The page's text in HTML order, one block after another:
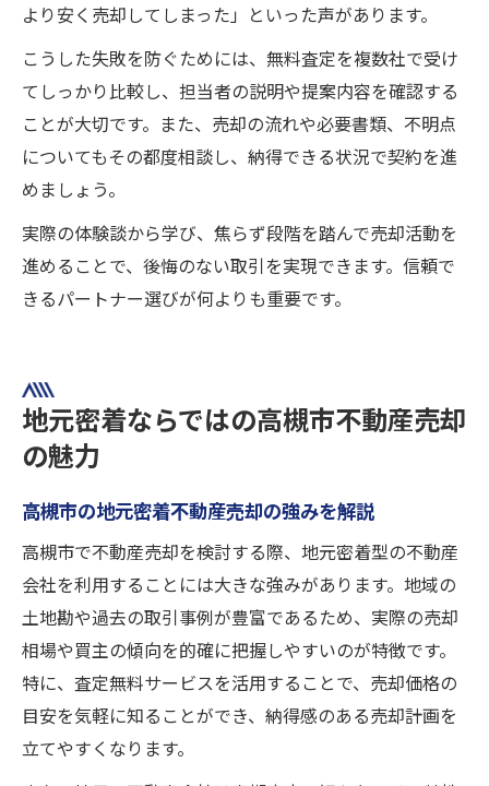
より安く売却してしまった」といった声があります。
こうした失敗を防ぐためには、無料査定を複数社で受け
てしっかり比較し、担当者の説明や提案内容を確認する
ことが大切です。また、売却の流れや必要書類、不明点
についてもその都度相談し、納得できる状況で契約を進
めましょう。
実際の体験談から学び、焦らず段階を踏んで売却活動を
進めることで、後悔のない取引を実現できます。信頼で
きるパートナー選びが何よりも重要です。
地元密着ならではの高槻市不動産売却
の魅力
高槻市の地元密着不動産売却の強みを解説
高槻市で不動産売却を検討する際、地元密着型の不動産
会社を利用することには大きな強みがあります。地域の
土地勘や過去の取引事例が豊富であるため、実際の売却
相場や買主の傾向を的確に把握しやすいのが特徴です。
特に、査定無料サービスを活用することで、売却価格の
目安を気軽に知ることができ、納得感のある売却計画を
立てやすくなります。